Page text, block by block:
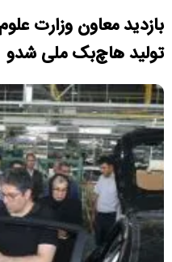
بازدید معاون وزارت
تولید هاچ‌بک ملی شدو